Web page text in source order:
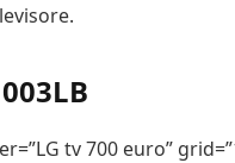
tv 700 euro”